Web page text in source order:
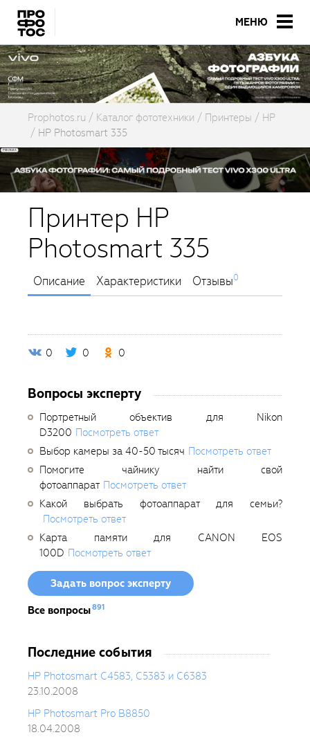
МЕНЮ
Prophotos.ru Каталог фототехники Принтеры
HP
HP Photosmart 335
Принтер HP
Photosmart 335
Описание Характеристики Отзывы0
0 0 0
Вопросы эксперту
Портретный объектив для Nikon
D3200 Посмотреть ответ
Выбор камеры за 40-50 тысяч Посмотреть ответ
Помогите чайнику найти свой
фотоаппарат Посмотреть ответ
Какой выбрать фотоаппарат для семьи?
Посмотреть ответ
Карта памяти для CANON EOS
100D Посмотреть ответ
Задать вопрос эксперту
Все вопросы891
Последние события
HP Photosmart C4583, C5383 и C6383
23.10.2008
HP Photosmart Pro B8850
18.04.2008